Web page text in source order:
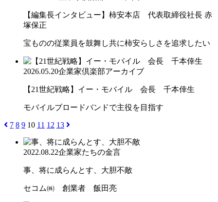
【編集長インタビュー】柿安本店 代表取締役社長 赤
塚保正
宝ものの従業員を鼓舞し共に柿安らしさを追求したい
2026.05.20企業家倶楽部アーカイブ
【21世紀戦略】イー・モバイル 会長 千本倖生
モバイルブロードバンドで主役を目指す
7 8 9 10 11 12 13
2022.08.22企業家たちの金言
事、将に成らんとす、大胆不敵
セコム㈱ 創業者 飯田亮